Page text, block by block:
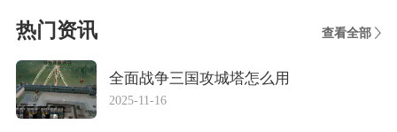
热门资讯 查看全部
全面战争三国攻城塔怎么用
2025-11-16